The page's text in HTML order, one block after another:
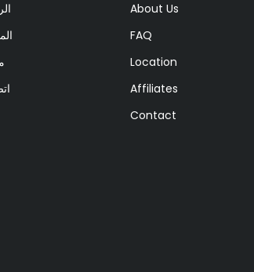
About Us
FAQ
Location
Affiliates
Contact